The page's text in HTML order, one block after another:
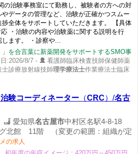
の治験事務室にて勤務し、被験者の方への対
データの管理など、治験が正確かつスムー
全体をサポートしていただきます。 【具体
・治験の内容や治験薬に関する説明を行
ます。 ・診察や...
」を合言葉に新薬開発をサポートするSMO事
:2026/8/7 -
看護師臨床検査技師保健師薬
診療放射線技師理学療法士作業療法士臨床
治験コーディネーター （CRC）/名古
愛知県名古屋市中村区名駅4-8-18
北館 11階 （変更の範囲：組織が定
の求人